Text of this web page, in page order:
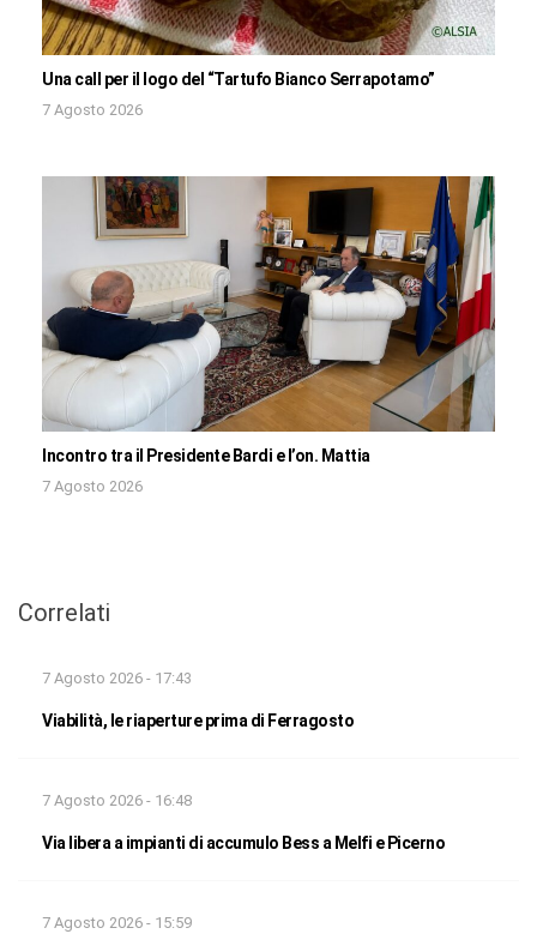
Una call per il logo del “Tartufo Bianco Serrapotamo”
7 Agosto 2026
Incontro tra il Presidente Bardi e l’on. Mattia
7 Agosto 2026
Correlati
7 Agosto 2026 - 17:43
Viabilità, le riaperture prima di Ferragosto
7 Agosto 2026 - 16:48
Via libera a impianti di accumulo Bess a Melfi e Picerno
7 Agosto 2026 - 15:59